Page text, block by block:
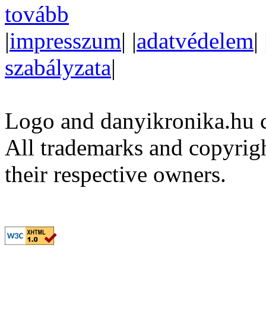
tovább
|impresszum| |adatvédelem|
szabályzata|
Logo and
All trademarks and
their respective owners.